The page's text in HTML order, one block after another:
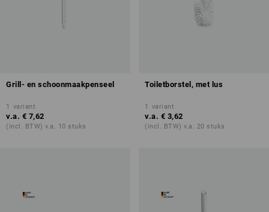
Grill- en schoonmaakpenseel
1 variant
v.a. € 7,62
(incl. BTW) v.a. 10 stuks
Toiletborstel, met lus
1 variant
v.a. € 3,62
(incl. BTW) v.a. 20 stuks